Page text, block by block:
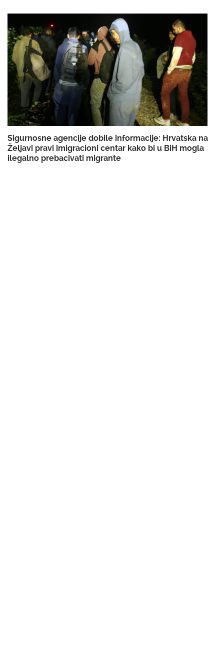
Sigurnosne agencije dobile informacije: Hrvatska na
Željavi pravi imigracioni centar kako bi u BiH mogla
ilegalno prebacivati migrante